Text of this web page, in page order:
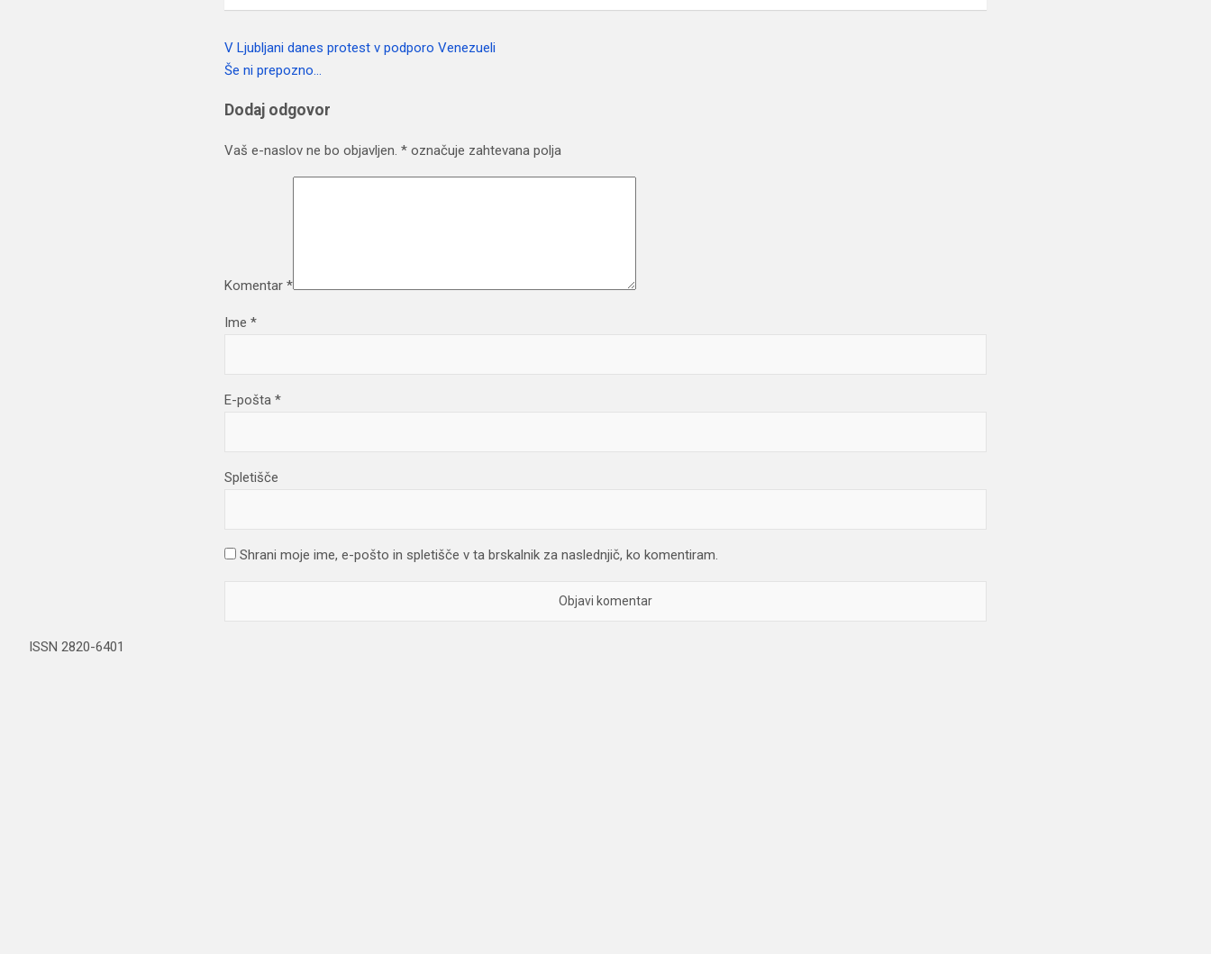
Navigacija
V Ljubljani danes protest v podporo Venezueli
Še ni prepozno…
Dodaj odgovor
Vaš e-naslov ne bo objavljen. * označuje zahtevana polja
Komentar*
Ime*
E-pošta*
Spletišče
Shrani moje ime, e-pošto in spletišče v ta brskalnik za naslednjič, ko komentiram.
ISSN 2820-6401